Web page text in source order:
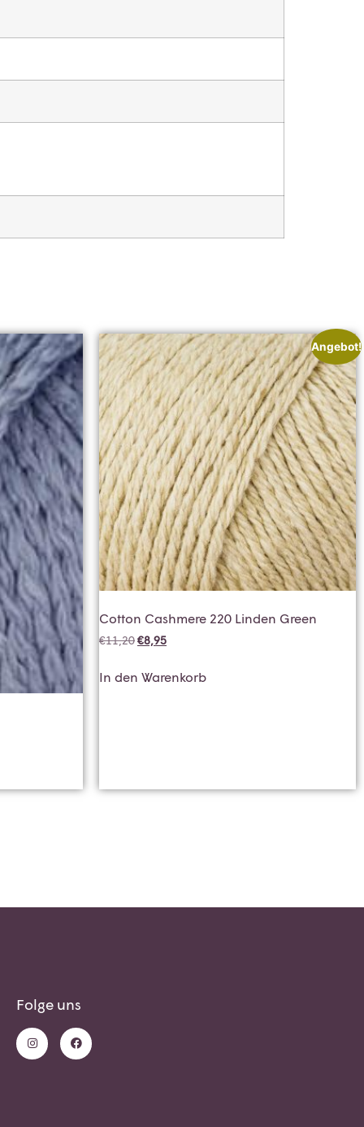
Angebot!
Cotton Cashmere 220 Linden Green
€11,20€8,95
In den Warenkorb
Folge uns